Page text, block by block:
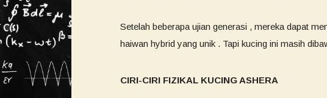
Setelah beberapa ujian generasi , mereka dapat
haiwan hybrid yang unik . Tapi kucing ini masih
CIRI-CIRI FIZIKAL KUCING ASHERA